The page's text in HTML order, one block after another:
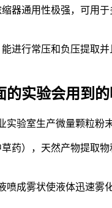
器通用性极强，可用
进行常压和负压提取
实验会用到
实验室生产微量颗粒
药），天然产物提取
喷成雾状使液体迅速